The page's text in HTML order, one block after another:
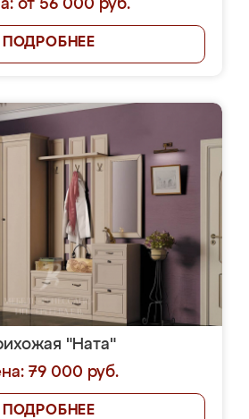
от 56 000 руб.
ПОДРОБНЕЕ
"Ната"
79 000 руб.
ПОДРОБНЕЕ